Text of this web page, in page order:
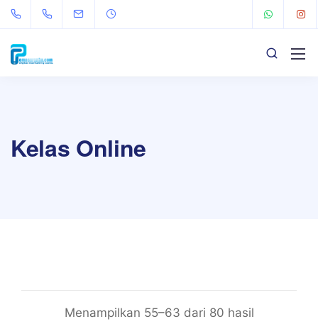
Kelas Online
Menampilkan 55–63 dari 80 hasil